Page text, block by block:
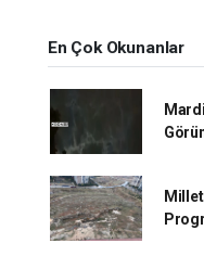
En Çok Okunanlar